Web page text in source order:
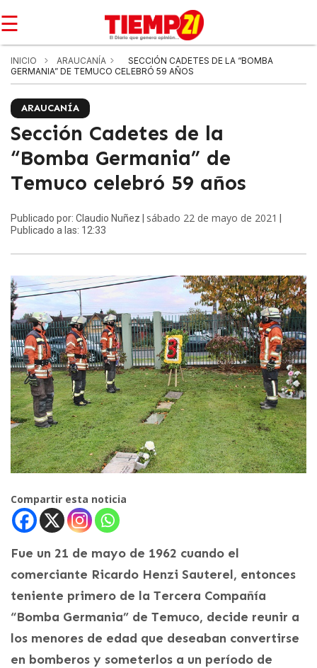
☰
INICIO ARAUCANÍA
SECCIÓN CADETES DE LA “BOMBA
GERMANIA” DE TEMUCO CELEBRÓ 59 AÑOS
ARAUCANÍA
Sección Cadetes de la
“Bomba Germania” de
Temuco celebró 59 años
Publicado por: Claudio Nuñez | sábado 22 de mayo de 2021
Publicado a las: 12:33
Compartir esta noticia
Fue un 21 de mayo de 1962 cuando el
comerciante Ricardo Henzi Sauterel, entonces
teniente primero de la Tercera Compañía
“Bomba Germania” de Temuco, decide reunir a
los menores de edad que deseaban convertirse
en bomberos y someterlos a un período de